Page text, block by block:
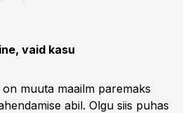
vaid kasu
muuta maailm paremaks
abil. Olgu siis puhas